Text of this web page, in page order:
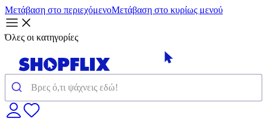
Μετάβαση στο περιεχόμενοΜετάβαση στο κυρίως μενού
Όλες οι κατηγορίες